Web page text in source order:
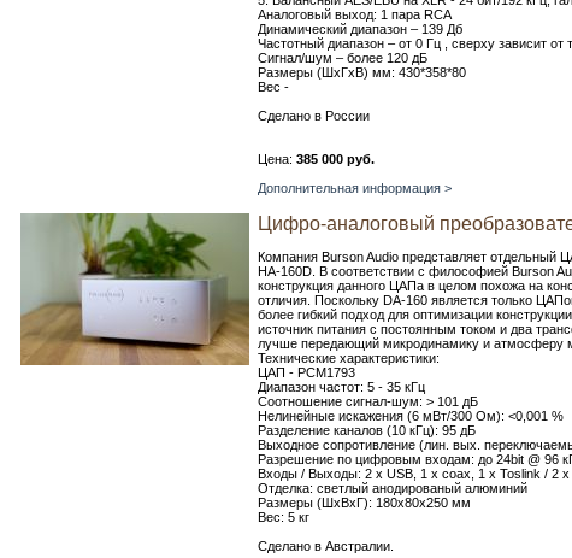
Аналоговый выход: 1 пара RCA
Динамический диапазон – 139 Дб
Частотный диапазон – от 0 Гц , сверху зависит от
Сигнал/шум – более 120 дБ
Размеры (ШхГхВ) мм: 430*358*80
Вес -
Сделано в России
Цена: 385 000 руб.
Дополнительная информация >
Цифро-аналоговый
Компания Burson Audio представляет отдельный
HA-160D. В соответствии с философией Burson
конструкция данного ЦАПа в целом похожа на
отличия. Поскольку DA-160 является только
более гибкий подход для оптимизации
источник питания с постоянным током и два
лучше передающий микродинамику и атмосферу
Технические характеристики:
ЦАП - РСМ1793
Диапазон частот: 5 - 35 кГц
Соотношение сигнал-шум: > 101 дБ
Нелинейные искажения (6 мВт/300 Ом): <0,001 %
Разделение каналов (10 кГц): 95 дБ
Выходное сопротивление (лин. вых.
Разрешение по цифровым входам: до 24bit @ 96
Входы / Выходы: 2 х USB, 1 х coax, 1 х Toslink / 2 х
Отделка: светлый анодированый алюминий
Размеры (ШхВхГ): 180х80х250 мм
Вес: 5 кг
Сделано в Австралии.